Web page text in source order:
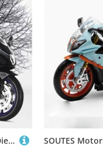
Motorradmodell 1:12 Alloy Diecast Motorrad Miniaturmodell Spielzeug Radlenkung Fahrzeuge Für Suzuki GSX R1000R GSXR 1000 R(Nero)